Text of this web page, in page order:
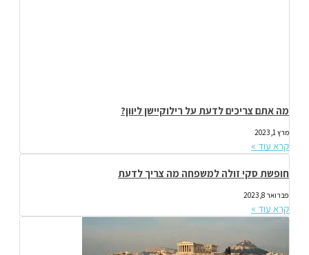
מה אתם צריכים לדעת על רילוקיישן ליוון?
מרץ 1, 2023
קרא עוד »
חופשת סקי זולה למשפחה מה צריך לדעת
פברואר 8, 2023
קרא עוד »